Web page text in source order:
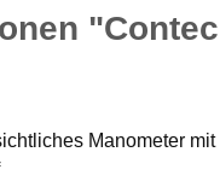
Manometer